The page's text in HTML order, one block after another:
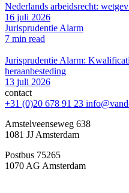
Nederlands arbeidsrecht:
16 juli 2026
Jurisprudentie Alarm
7 min read
Jurisprudentie Alarm:
heraanbesteding
13 juli 2026
contact
+31 (0)20 678 91 23
Amstelveenseweg 638
1081 JJ Amsterdam
Postbus 75265
1070 AG Amsterdam